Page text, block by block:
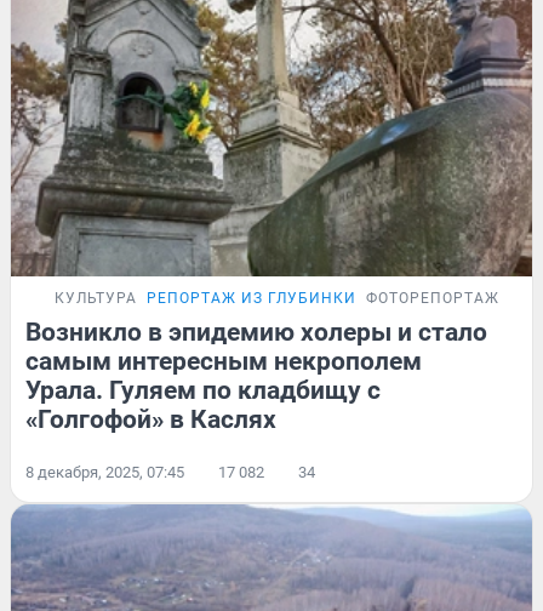
КУЛЬТУРА РЕПОРТАЖ ИЗ ГЛУБИНКИ ФОТОРЕПОРТАЖ
Возникло в эпидемию холеры и стало
самым интересным некрополем
Урала. Гуляем по кладбищу с
«Голгофой» в Каслях
8 декабря, 2025, 07:45 17 082 34